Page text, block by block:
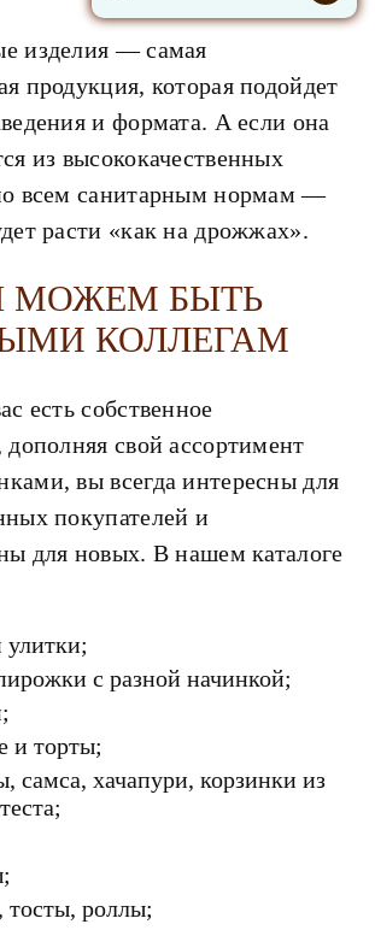
изделия — самая
продукция, которая подойдет
и формата. А если она
из высококачественных
всем санитарным нормам —
расти «как на дрожжах».
МОЖЕМ БЫТЬ
КОЛЛЕГАМ
есть собственное
дополняя свой ассортимент
вы всегда интересны для
покупателей и
для новых. В нашем каталоге
улитки;
с разной начинкой;
и торты;
самса, хачапури, корзинки из
тосты, роллы;